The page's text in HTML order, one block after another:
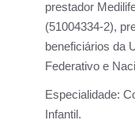
prestador
(51004334-2),
beneficiários da
Federativo e
Especialidade:
Infantil.